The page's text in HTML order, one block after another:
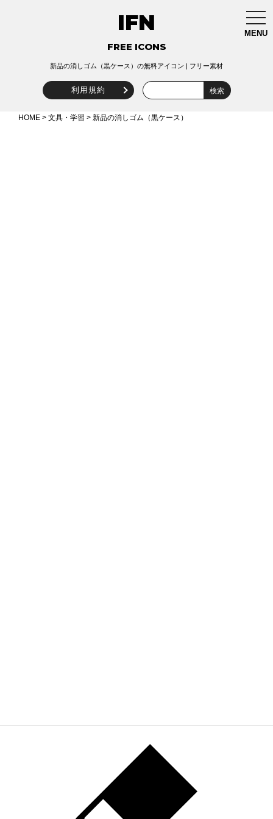
MENU
IFN
FREE ICONS
新品の消しゴム（黒ケース）の無料アイコン | フリー素材
利用規約
HOME > 文具・学習 > 新品の消しゴム（黒ケース）